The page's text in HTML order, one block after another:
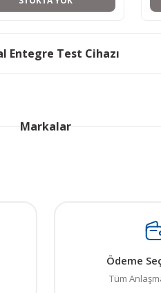
Entegre Test Cihazı
Markalar
Ödeme
Tüm